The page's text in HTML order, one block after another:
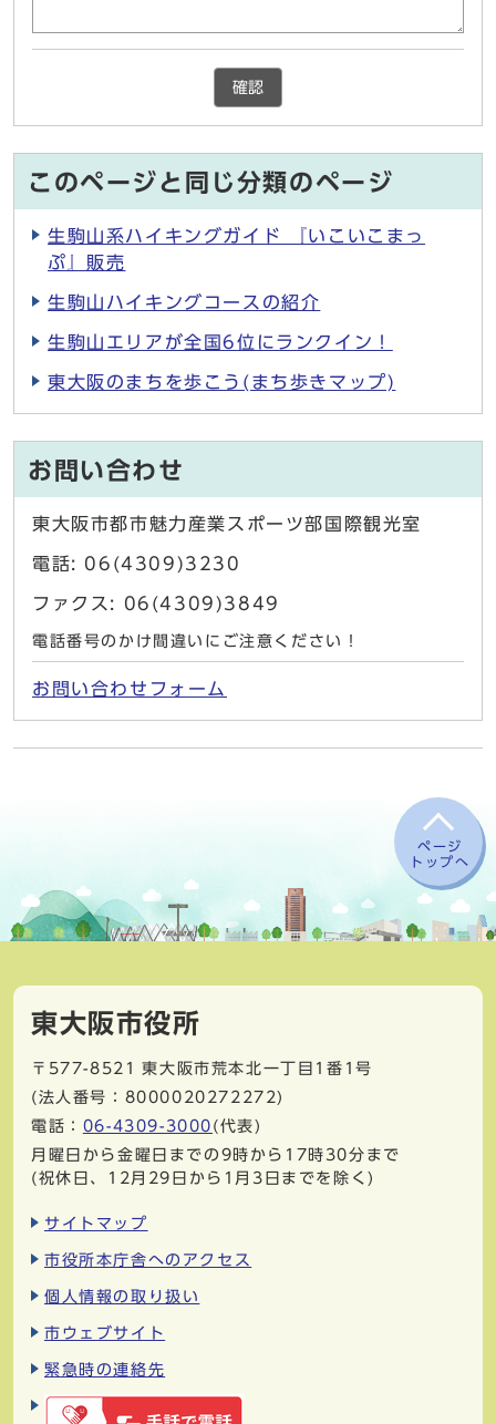
確認
このページと同じ分類のページ
生駒山系ハイキングガイド 『いこいこまっ
ぷ』販売
生駒山ハイキングコースの紹介
生駒山エリアが全国6位にランクイン！
東大阪のまちを歩こう(まち歩きマップ)
お問い合わせ
東大阪市都市魅力産業スポーツ部国際観光室
電話: 06(4309)3230
ファクス: 06(4309)3849
電話番号のかけ間違いにご注意ください！
お問い合わせフォーム
ページ
トップへ
東大阪市役所
〒577-8521
東大阪市荒本北一丁目1番1号
(法人番号：8000020272272)
電話： 06-4309-3000 (代表)
月曜日から金曜日までの9時から17時30分まで
(祝休日、12月29日から1月3日までを除く)
サイトマップ
市役所本庁舎へのアクセス
個人情報の取り扱い
市ウェブサイト
緊急時の連絡先